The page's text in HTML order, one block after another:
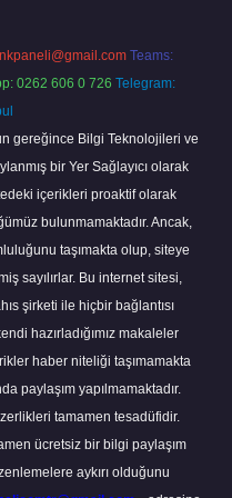
Teams:
0262 606 0 726 Telegram:
gereğince Bilgi Teknolojileri ve
bir Yer Sağlayıcı olarak
içerikleri proaktif olarak
bulunmamaktadır. Ancak,
taşımakta olup, siteye
sayılırlar. Bu internet sitesi,
şirketi ile hiçbir bağlantısı
hazırladığımız makaleler
haber niteliği taşımamakta
paylaşım yapılmamaktadır.
tamamen tesadüfidir.
ücretsiz bir bilgi paylaşım
aykırı olduğunu